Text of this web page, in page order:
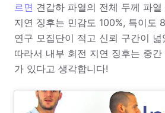
르면 견갑하 파열의 전체 두께 파
지연 징후는 민감도 100%, 특이도
연구 모집단이 적고 신뢰 구간이 넓
따라서 내부 회전 지연 징후는 중
가 있다고 생각합니다!